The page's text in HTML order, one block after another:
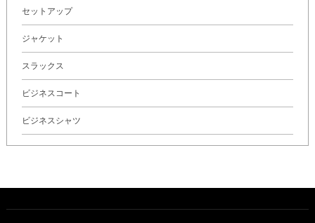
セットアップ
ジャケット
スラックス
ビジネスコート
ビジネスシャツ